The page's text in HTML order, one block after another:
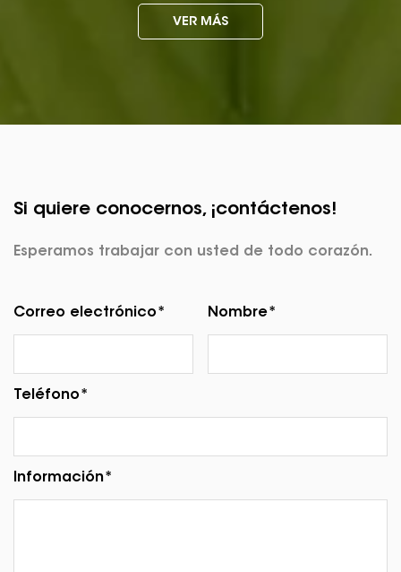
VER MÁS
Si quiere conocernos, ¡contáctenos!
Esperamos trabajar con usted de todo corazón.
Correo electrónico* Nombre*
Teléfono*
Información*